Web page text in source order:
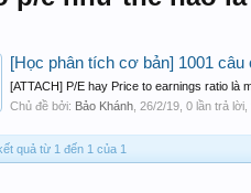
[Học phân tích cơ bản] 1001
[ATTACH] P/E hay Price to earnings ratio là
Chủ đề bởi: Bảo Khánh 26/2/19 , 0 lần trả
quả từ 1 đến 1 của 1